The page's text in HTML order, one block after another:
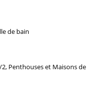
de bain
Penthouses et Maisons de